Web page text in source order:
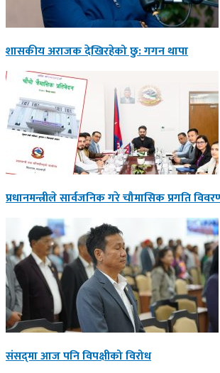
शासकीय अराजक देखिरहेको छु: गगन थापा
प्रधानमन्त्रीले सार्वजनिक गरे चौमासिक प्रगति
संसद्‍मा आज पनि विपक्षीको विरोध